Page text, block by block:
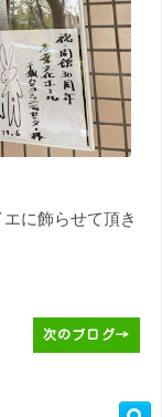
に飾らせて頂き
次のブログ→